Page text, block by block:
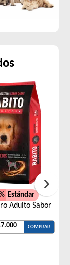
Estándar
Adulto Sabor
COMPRAR